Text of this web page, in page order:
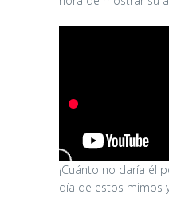
¡Cuánto no daría él
día de estos mimos